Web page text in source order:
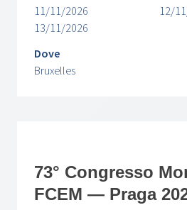
11/11/2026
12/
13/11/2026
Dove
Bruxelles
73° Congresso
FCEM — Praga